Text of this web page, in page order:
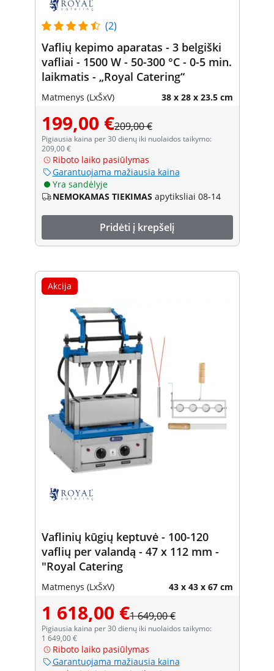
(2)
Vaflių kepimo aparatas - 3 belgiški
vafliai - 1500 W - 50-300 °C - 0-5 min.
laikmatis - „Royal Catering“
Matmenys (LxŠxV) 38 x 28 x 23.5 cm
199,00 €209,00 €
Pigiausia kaina per 30 dienų iki nuolaidos taikymo:
209,00 €
Riboto laiko pasiūlymas
Garantuojama mažiausia kaina
Yra sandėlyje
NEMOKAMAS TIEKIMAS apytiksliai 08-14
Pridėti į krepšelį
Akcija
Vaflinių kūgių keptuvė - 100-120
vaflių per valandą - 47 x 112 mm -
"Royal Catering
Matmenys (LxŠxV) 43 x 43 x 67 cm
1 618,00 €1 649,00 €
Pigiausia kaina per 30 dienų iki nuolaidos taikymo:
1 649,00 €
Riboto laiko pasiūlymas
Garantuojama mažiausia kaina